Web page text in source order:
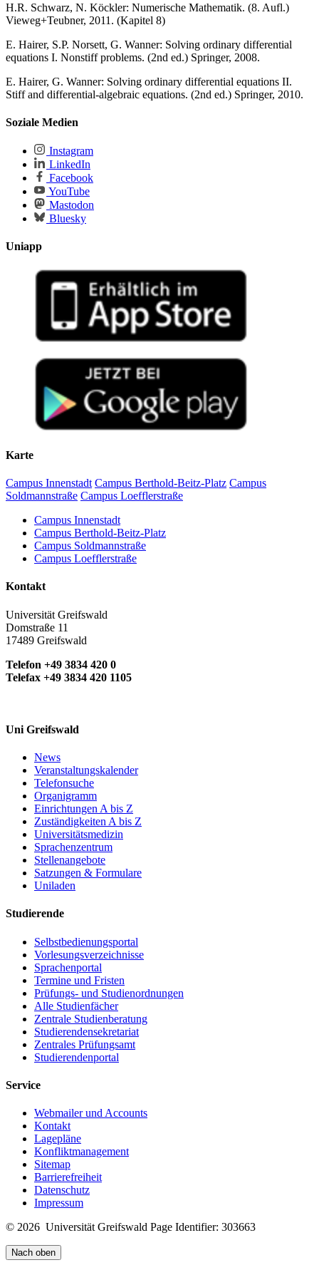
H.R. Schwarz, N. Köckler: Numerische Mathematik. (8. Aufl.)
Vieweg+Teubner, 2011. (Kapitel 8)
E. Hairer, S.P. Norsett, G. Wanner: Solving ordinary differential
equations I. Nonstiff problems. (2nd ed.) Springer, 2008.
E. Hairer, G. Wanner: Solving ordinary differential equations II.
Stiff and differential-algebraic equations. (2nd ed.) Springer, 2010.
Soziale Medien
Instagram
LinkedIn
Facebook
YouTube
Mastodon
Bluesky
Uniapp
Karte
Campus Innenstadt Campus Berthold-Beitz-Platz Campus
Soldmannstraße Campus Loefflerstraße
Campus Innenstadt
Campus Berthold-Beitz-Platz
Campus Soldmannstraße
Campus Loefflerstraße
Kontakt
Universität Greifswald
Domstraße 11
17489 Greifswald
Telefon +49 3834 420 0
Telefax +49 3834 420 1105
Uni Greifswald
News
Veranstaltungskalender
Telefonsuche
Organigramm
Einrichtungen A bis Z
Zuständigkeiten A bis Z
Universitätsmedizin
Sprachenzentrum
Stellenangebote
Satzungen & Formulare
Uniladen
Studierende
Selbstbedienungsportal
Vorlesungsverzeichnisse
Sprachenportal
Termine und Fristen
Prüfungs- und Studienordnungen
Alle Studienfächer
Zentrale Studienberatung
Studierendensekretariat
Zentrales Prüfungsamt
Studierendenportal
Service
Webmailer und Accounts
Kontakt
Lagepläne
Konfliktmanagement
Sitemap
Barrierefreiheit
Datenschutz
Impressum
© 2026 Universität Greifswald Page Identifier: 303663
Nach oben